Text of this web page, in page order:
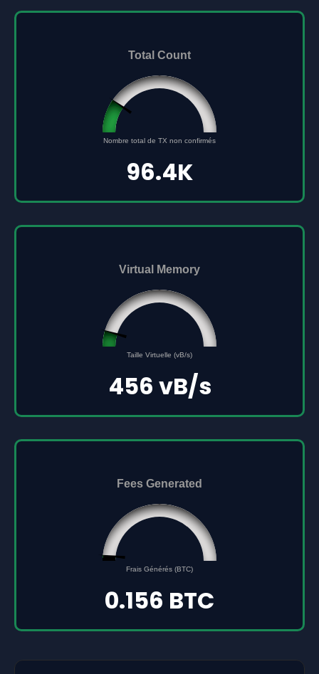
Total Count
Nombre total de TX non confirmés
0 500000
96.4K
Virtual Memory
45561691
Taille Virtuelle (vB/s)500000000
456 vB/s
Fees Generated
Frais Générés (BTC)
0.156 BTC